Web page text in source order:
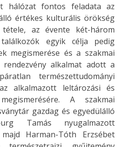
hálózat fontos feladata az
értékes kulturális örökség
az évente két-három
egyik célja pedig
megismerése és a szakmai
rendezvény alkalmat adott a
természettudományi
alkalmazott leltározási és
A szakmai
gazdag és egyedülálló
Tamás nyugalmazott
Harman-Tóth Erzsébet